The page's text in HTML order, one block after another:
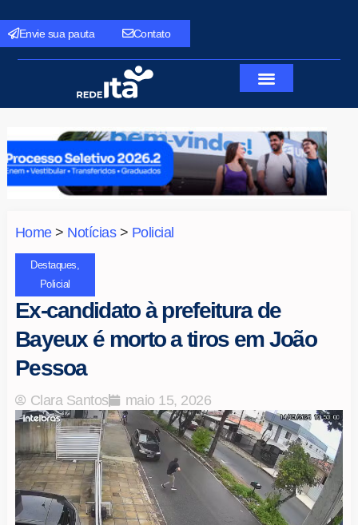
Envie sua pauta Contato
Home> Notícias> Policial
Destaques
Policial
Ex-candidato à prefeitura de
Bayeux é morto a tiros em João
Pessoa
Clara Santos maio 15, 2026